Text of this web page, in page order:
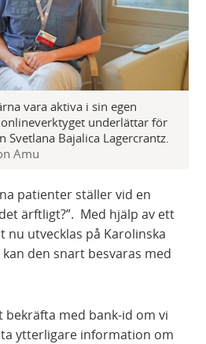
vara aktiva i sin egen
underlättar för
Svetlana Bajalica Lagercrantz.
Amu
patienter ställer vid en
ärftligt?”. Med hjälp av ett
nu utvecklas på Karolinska
den snart besvaras med
bekräfta med bank-id om vi
ytterligare information om